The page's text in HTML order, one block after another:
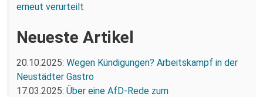
erneut verurteilt
Neueste Artikel
20.10.2025: Wegen Kündigungen? Arbeitskampf in der
Neustädter Gastro
17.03.2025: Über eine AfD-Rede zum